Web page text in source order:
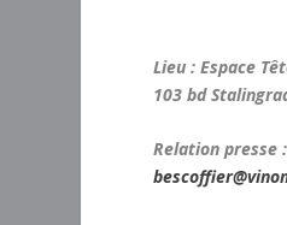
Lieu : Espace
103 bd
Relation presse